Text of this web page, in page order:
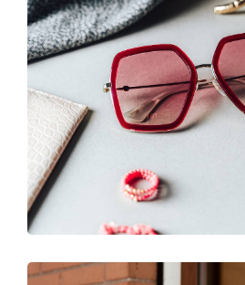
Τύπος:
Κατηγορία:
Χρήση:
Κωδικός Προϊόντος / Μοντέλο: